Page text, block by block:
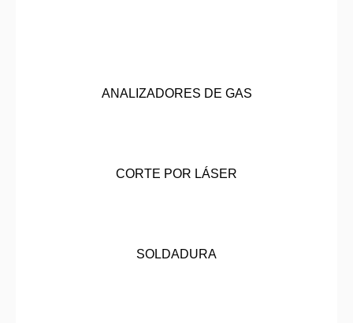
ANALIZADORES DE GAS
CORTE POR LÁSER
SOLDADURA